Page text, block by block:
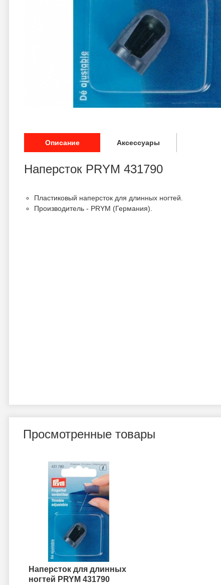
Описание Аксессуары
Наперсток PRYM 431790
Пластиковый наперсток для длинных ногтей.
Производитель - PRYM (Германия).
Просмотренные товары
Наперсток для длинных
ногтей PRYM 431790